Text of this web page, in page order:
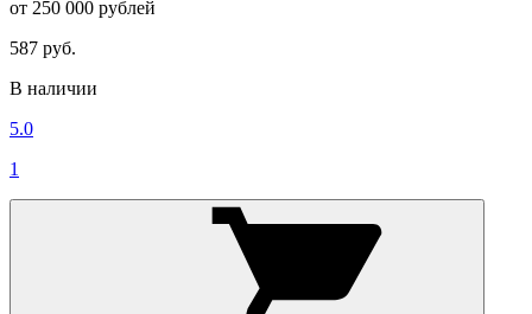
от 250 000 рублей
587 руб.
В наличии
5.0
1